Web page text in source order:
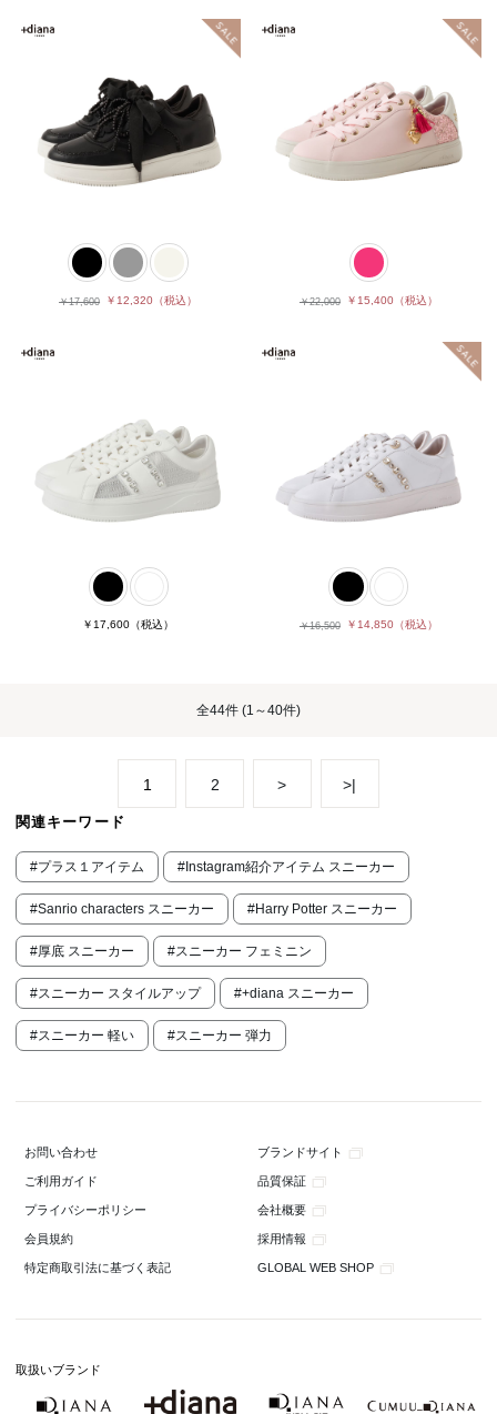
￥17,600 ￥12,320 （税込） ￥22,000 ￥15,400（税込）
￥17,600 （税込） ￥16,500 ￥14,850（税込）
全44件 (1～40件)
1 2 > >|
関連キーワード
#プラス１アイテム #Instagram紹介アイテム スニーカー
#Sanrio characters スニーカー #Harry Potter スニーカー
#厚底 スニーカー #スニーカー フェミニン
#スニーカー スタイルアップ #+diana スニーカー
#スニーカー 軽い #スニーカー 弾力
お問い合わせ ブランドサイト
ご利用ガイド 品質保証
プライバシーポリシー 会社概要
会員規約 採用情報
特定商取引法に基づく表記 GLOBAL WEB SHOP
取扱いブランド